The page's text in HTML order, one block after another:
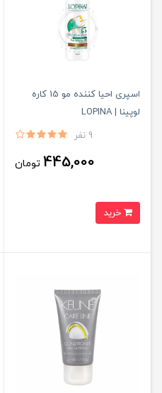
اسپری احیا کننده مو 15 کاره
لوپینا | LOPINA
9 نفر
445,000 تومان